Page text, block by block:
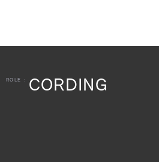
ROLE : CORDING